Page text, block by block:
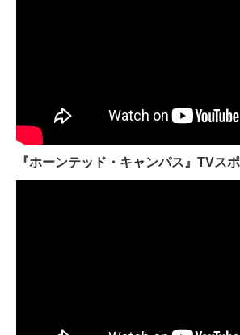
『ホーンテッド・キャンパス』TVス